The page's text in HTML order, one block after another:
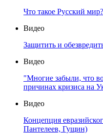
Что такое Русский
Видео
Защитить и
Видео
"Многие забыли, что
причинах кризиса на
Видео
Концепция
Пантелеев, Гущин)